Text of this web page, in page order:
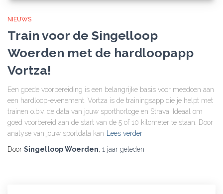
NIEUWS
Train voor de Singelloop
Woerden met de hardloopapp
Vortza!
Een goede voorbereiding is een belangrijke basis voor meedoen aan
een hardloop-evenement. Vortza is de trainingsapp die je helpt met
trainen o.b.v. de data van jouw sporthorloge en Strava. Ideaal om
goed voorbereid aan de start van de 5 of 10 kilometer te staan. Door
analyse van jouw sportdata kan Lees verder
Door Singelloop Woerden, 1 jaar geleden